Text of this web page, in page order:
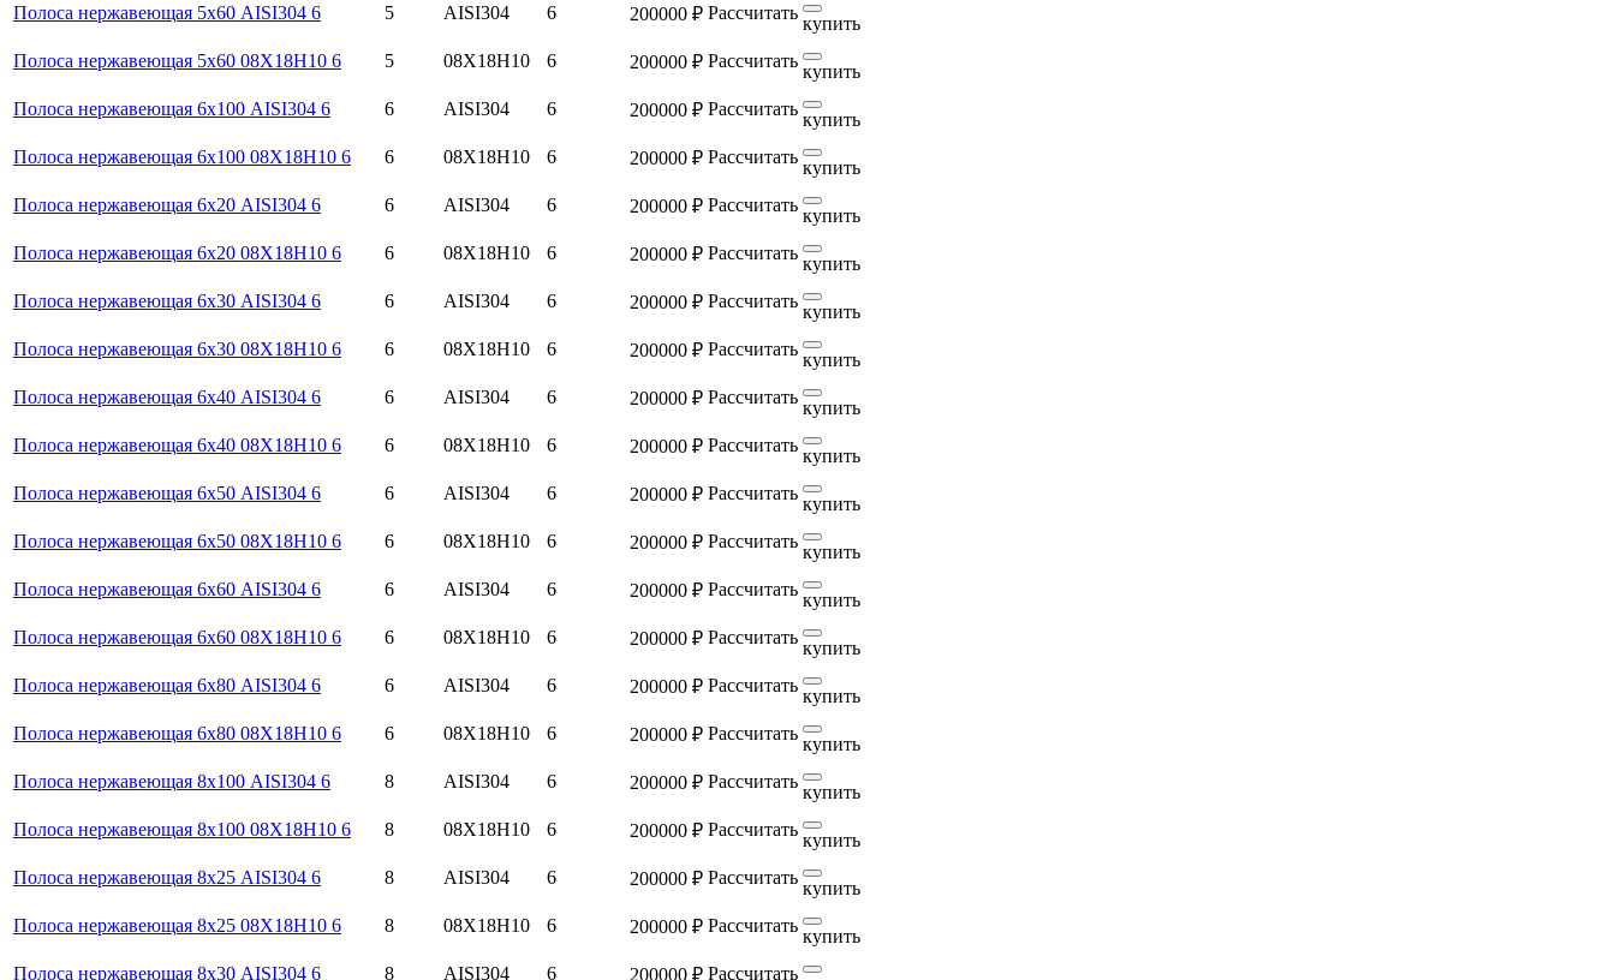
Полоса нержавеющая 5х60 AISI304 6
5 AISI304 6 200000 ₽ Рассчитать
купить
Полоса нержавеющая 5х60 08Х18Н10 6
5 08Х18Н10 6 200000 ₽ Рассчитать
купить
Полоса нержавеющая 6х100 AISI304 6
6 AISI304 6 200000 ₽ Рассчитать
купить
Полоса нержавеющая 6х100 08Х18Н10 6
6 08Х18Н10 6 200000 ₽ Рассчитать
купить
Полоса нержавеющая 6х20 AISI304 6
6 AISI304 6 200000 ₽ Рассчитать
купить
Полоса нержавеющая 6х20 08Х18Н10 6
6 08Х18Н10 6 200000 ₽ Рассчитать
купить
Полоса нержавеющая 6х30 AISI304 6
6 AISI304 6 200000 ₽ Рассчитать
купить
Полоса нержавеющая 6х30 08Х18Н10 6
6 08Х18Н10 6 200000 ₽ Рассчитать
купить
Полоса нержавеющая 6х40 AISI304 6
6 AISI304 6 200000 ₽ Рассчитать
купить
Полоса нержавеющая 6х40 08Х18Н10 6
6 08Х18Н10 6 200000 ₽ Рассчитать
купить
Полоса нержавеющая 6х50 AISI304 6
6 AISI304 6 200000 ₽ Рассчитать
купить
Полоса нержавеющая 6х50 08Х18Н10 6
6 08Х18Н10 6 200000 ₽ Рассчитать
купить
Полоса нержавеющая 6х60 AISI304 6
6 AISI304 6 200000 ₽ Рассчитать
купить
Полоса нержавеющая 6х60 08Х18Н10 6
6 08Х18Н10 6 200000 ₽ Рассчитать
купить
Полоса нержавеющая 6х80 AISI304 6
6 AISI304 6 200000 ₽ Рассчитать
купить
Полоса нержавеющая 6х80 08Х18Н10 6
6 08Х18Н10 6 200000 ₽ Рассчитать
купить
Полоса нержавеющая 8х100 AISI304 6
8 AISI304 6 200000 ₽ Рассчитать
купить
Полоса нержавеющая 8х100 08Х18Н10 6
8 08Х18Н10 6 200000 ₽ Рассчитать
купить
Полоса нержавеющая 8х25 AISI304 6
8 AISI304 6 200000 ₽ Рассчитать
купить
Полоса нержавеющая 8х25 08Х18Н10 6
8 08Х18Н10 6 200000 ₽ Рассчитать
купить
Полоса нержавеющая 8х30 AISI304 6
8 AISI304 6 200000 ₽ Рассчитать